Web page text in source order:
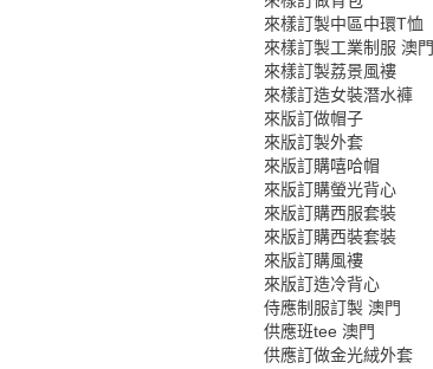
來樣訂製中區中環T恤
來樣訂製工業制服 澳門
來樣訂製荔景風褸
來樣訂造女裝潛水褲
來版訂做帽子
來版訂製外套
來版訂購嘻哈帽
來版訂購螢光背心
來版訂購西服套裝
來版訂購西裝套裝
來版訂購風褸
來版訂造冷背心
侍應制服訂製 澳門
供應班tee 澳門
供應訂做金光絨外套